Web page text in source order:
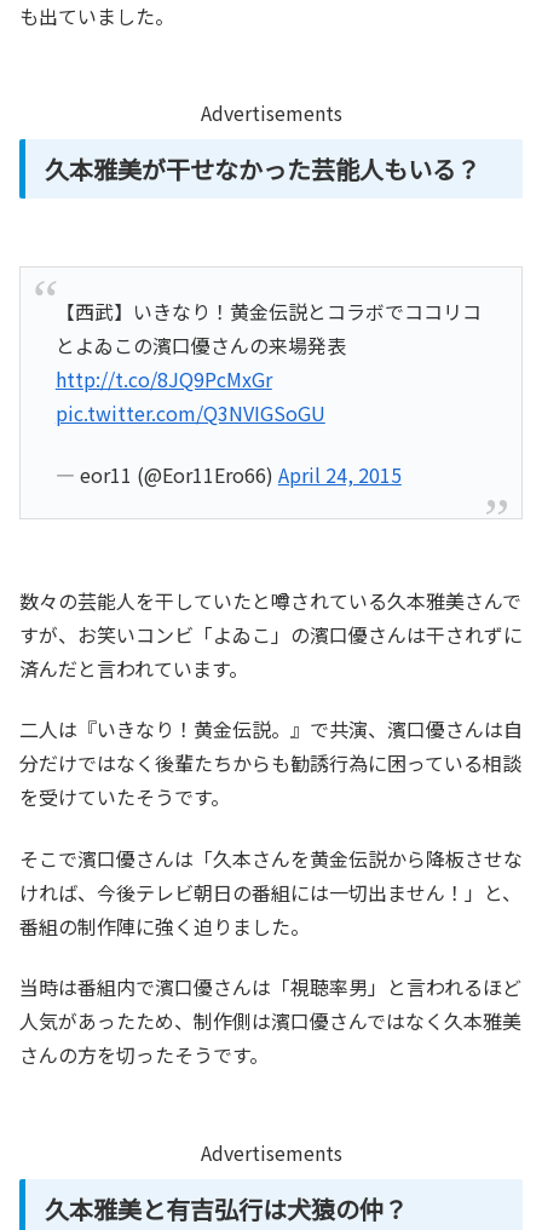
も出ていました。
Advertisements
久本雅美が干せなかった芸能人もいる？
【西武】いきなり！黄金伝説とコラボでココリコ
とよゐこの濱口優さんの来場発表
http://t.co/8JQ9PcMxGr
pic.twitter.com/Q3NVIGSoGU
— eor11 (@Eor11Ero66) April 24, 2015
数々の芸能人を干していたと噂されている久本雅美さんで
すが、お笑いコンビ「よゐこ」の濱口優さんは干されずに
済んだと言われています。
二人は『いきなり！黄金伝説。』で共演、濱口優さんは自
分だけではなく後輩たちからも勧誘行為に困っている相談
を受けていたそうです。
そこで濱口優さんは「久本さんを黄金伝説から降板させな
ければ、今後テレビ朝日の番組には一切出ません！」と、
番組の制作陣に強く迫りました。
当時は番組内で濱口優さんは「視聴率男」と言われるほど
人気があったため、制作側は濱口優さんではなく久本雅美
さんの方を切ったそうです。
Advertisements
久本雅美と有吉弘行は犬猿の仲？